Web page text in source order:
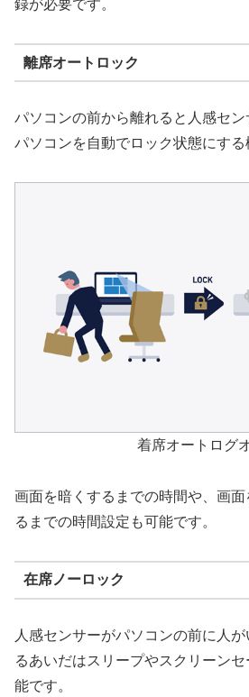
録が必要です。
離席オートロック
パソコンの前から離れると人感セ
パソコンを自動でロック状態にする
着席オートログ
画面を暗くするまでの時間や、画
るまでの時間設定も可能です。
在席ノーロック
人感センサーがパソコンの前に人
るあいだはスリープやスクリーン
能です。